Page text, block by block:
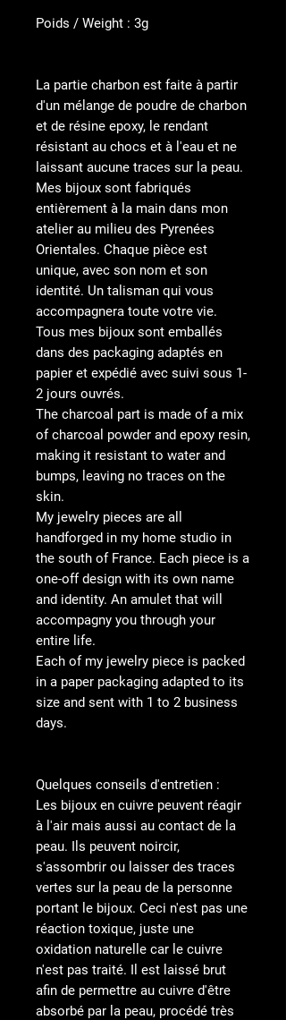
Poids / Weight : 3g
La partie charbon est faite à partir
d'un mélange de poudre de charbon
et de résine epoxy, le rendant
résistant au chocs et à l'eau et ne
laissant aucune traces sur la peau.
Mes bijoux sont fabriqués
entièrement à la main dans mon
atelier au milieu des Pyrenées
Orientales. Chaque pièce est
unique, avec son nom et son
identité. Un talisman qui vous
accompagnera toute votre vie.
Tous mes bijoux sont emballés
dans des packaging adaptés en
papier et expédié avec suivi sous 1-
2 jours ouvrés.
The charcoal part is made of a mix
of charcoal powder and epoxy resin,
making it resistant to water and
bumps, leaving no traces on the
skin.
My jewelry pieces are all
handforged in my home studio in
the south of France. Each piece is a
one-off design with its own name
and identity. An amulet that will
accompagny you through your
entire life.
Each of my jewelry piece is packed
in a paper packaging adapted to its
size and sent with 1 to 2 business
days.
Quelques conseils d'entretien :
Les bijoux en cuivre peuvent réagir
à l'air mais aussi au contact de la
peau. Ils peuvent noircir,
s'assombrir ou laisser des traces
vertes sur la peau de la personne
portant le bijoux. Ceci n'est pas une
réaction toxique, juste une
oxidation naturelle car le cuivre
n'est pas traité. Il est laissé brut
afin de permettre au cuivre d'être
absorbé par la peau, procédé très